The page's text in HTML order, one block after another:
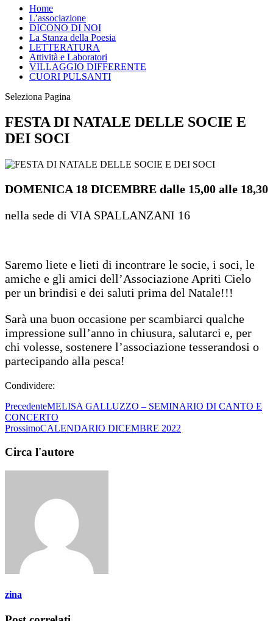
Home
L’associazione
DICONO DI NOI
La Stanza della Poesia
LETTERATURA
Attività e Laboratori
VILLAGGIO DIFFERENTE
CUORI PULSANTI
Seleziona Pagina
FESTA DI NATALE DELLE SOCIE E
DEI SOCI
DOMENICA 18 DICEMBRE dalle 15,00 alle 18,30
nella sede di VIA SPALLANZANI 16
Saremo liete e lieti di incontrare le socie, i soci, le
amiche e gli amici dell’Associazione Apriti Cielo
per un brindisi e dei saluti prima del Natale!!!
Sarà una buon occasione per scambiarci qualche
impressione sull’anno in chiusura, salutarci e, per
chi volesse, sostenere l’associazione tesserandosi o
partecipando alla pesca!
Condividere:
PrecedenteMELISA GALLUZZO – SEMINARIO DI CANTO E
CONCERTO
ProssimoCALENDARIO DICEMBRE 2022
Circa l'autore
zina